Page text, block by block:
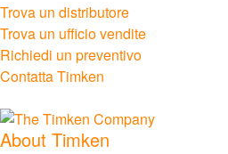
Esplora tutti i cataloghi
Trova un distributore
Trova un ufficio vendite
Richiedi un preventivo
Contatta Timken
About Timken